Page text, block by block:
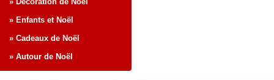
» Enfants et Noël
» Cadeaux de Noël
» Autour de Noël